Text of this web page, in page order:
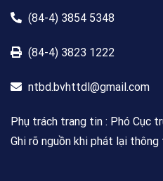
(84-4) 3854 5348
(84-4) 3823 1222
ntbd.bvhttdl@gmail.com
Phụ trách trang tin : Phó Cục
Ghi rõ nguồn khi phát lại